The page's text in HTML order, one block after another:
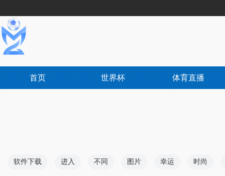
首页 世界杯 体育直播
软件下载 进入 不同 图片 幸运 时尚